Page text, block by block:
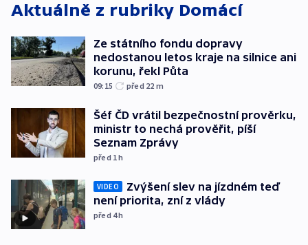
Aktuálně z rubriky Domácí
Ze státního fondu dopravy
nedostanou letos kraje na silnice ani
korunu, řekl Půta
09:15 před 22 m
Šéf ČD vrátil bezpečnostní prověrku,
ministr to nechá prověřit, píší
Seznam Zprávy
před 1h
VIDEO
Zvýšení slev na jízdném teď
není priorita, zní z vlády
před 4h